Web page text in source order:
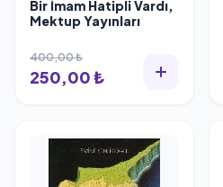
Bir İmam Hatipli Vardı,
Mektup Yayınları
400,00 ₺
250,00 ₺